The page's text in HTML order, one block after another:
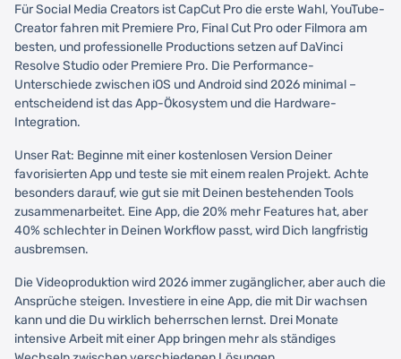
Für Social Media Creators ist CapCut Pro die erste Wahl, YouTube-
Creator fahren mit Premiere Pro, Final Cut Pro oder Filmora am
besten, und professionelle Productions setzen auf DaVinci
Resolve Studio oder Premiere Pro. Die Performance-
Unterschiede zwischen iOS und Android sind 2026 minimal –
entscheidend ist das App-Ökosystem und die Hardware-
Integration.
Unser Rat: Beginne mit einer kostenlosen Version Deiner
favorisierten App und teste sie mit einem realen Projekt. Achte
besonders darauf, wie gut sie mit Deinen bestehenden Tools
zusammenarbeitet. Eine App, die 20% mehr Features hat, aber
40% schlechter in Deinen Workflow passt, wird Dich langfristig
ausbremsen.
Die Videoproduktion wird 2026 immer zugänglicher, aber auch die
Ansprüche steigen. Investiere in eine App, die mit Dir wachsen
kann und die Du wirklich beherrschen lernst. Drei Monate
intensive Arbeit mit einer App bringen mehr als ständiges